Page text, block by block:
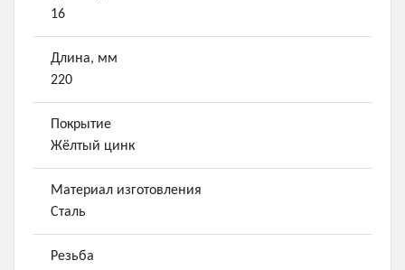
16
Длина, мм
220
Покрытие
Жёлтый цинк
Материал изготовления
Сталь
Резьба